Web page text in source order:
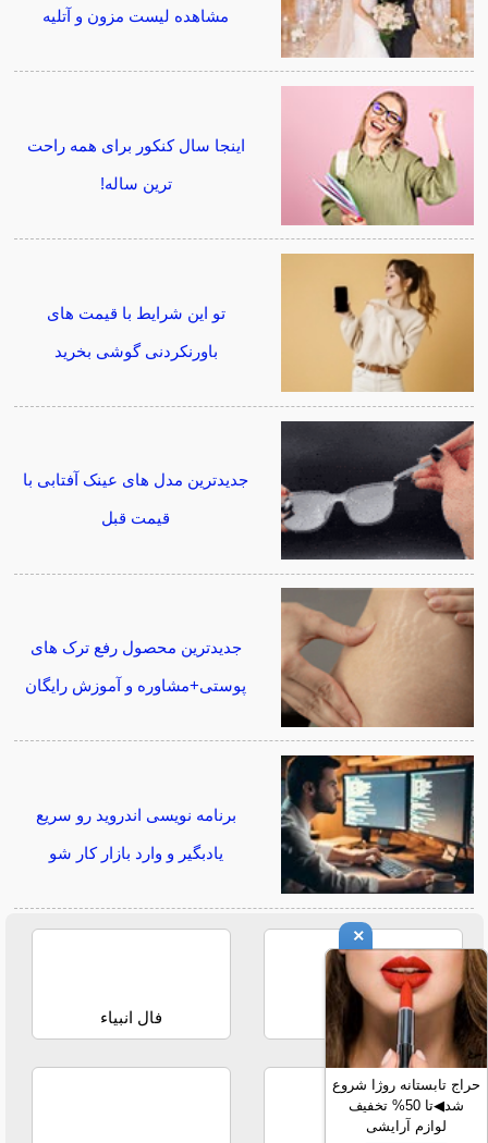
مشاهده لیست مزون و آتلیه
اینجا سال کنکور برای همه راحت
ترین ساله!
تو این شرایط با قیمت های
باورنکردنی گوشی بخرید
جدیدترین مدل های عینک آفتابی با
قیمت قبل
جدیدترین محصول رفع ترک های
پوستی+مشاوره و آموزش رایگان
برنامه نویسی اندروید رو سریع
یادبگیر و وارد بازار کار شو
فال حافظ فال انبیاء
×
حراج تابستانه روژا شروع
شد◀تا 50% تخفیف
لوازم آرایشی